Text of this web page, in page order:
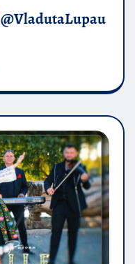
​@VladutaLupau